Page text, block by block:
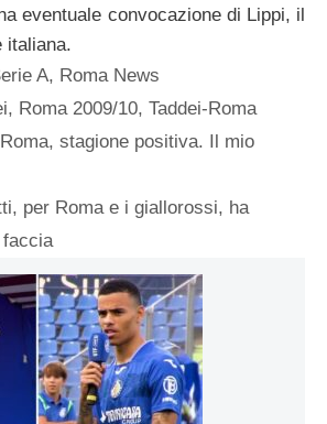
eventuale convocazione di Lippi, il
italiana.
A, Roma News
, Roma 2009/10,Taddei-Roma
stagione positiva. Il mio
per Roma e i giallorossi, ha